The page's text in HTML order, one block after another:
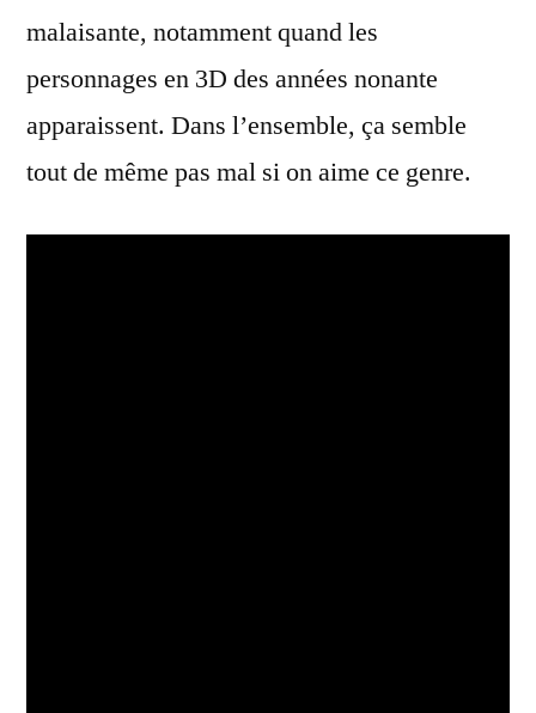
malaisante, notamment quand les
personnages en 3D des années nonante
apparaissent. Dans l’ensemble, ça semble
tout de même pas mal si on aime ce genre.